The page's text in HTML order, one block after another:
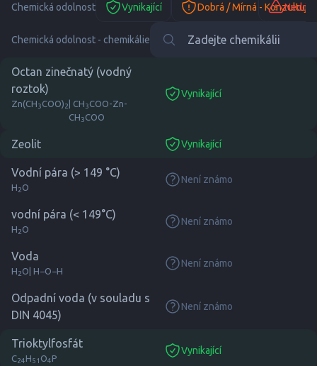
Chemická odolnost
Vynikající Dobrá / Mírná - Konzultujte
Chemická odolnost - chemikálie
Octan zinečnatý (vodný
roztok)
Zn(CH3COO)2 | CH3COO-Zn-
CH3COO
Vynikající
suitable
Zeolit Vynikající
suitable
Vodní pára (> 149 °C)
H2O
Není známo
none
vodní pára (< 149°C)
H2O
Není známo
none
Voda
H2O | H−O−H
Není známo
none
Odpadní voda (v souladu s
DIN 4045)
Není známo
none
Trioktylfosfát
C24H51 O4P
Vynikající
suitable